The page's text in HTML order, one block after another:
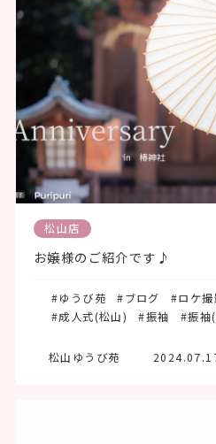
松山店
お嬢様のご紹介です♪
#ゆうび苑 #ブログ #ロケ撮
#成人式(松山)
#振袖 #振袖
松山ゆうび苑